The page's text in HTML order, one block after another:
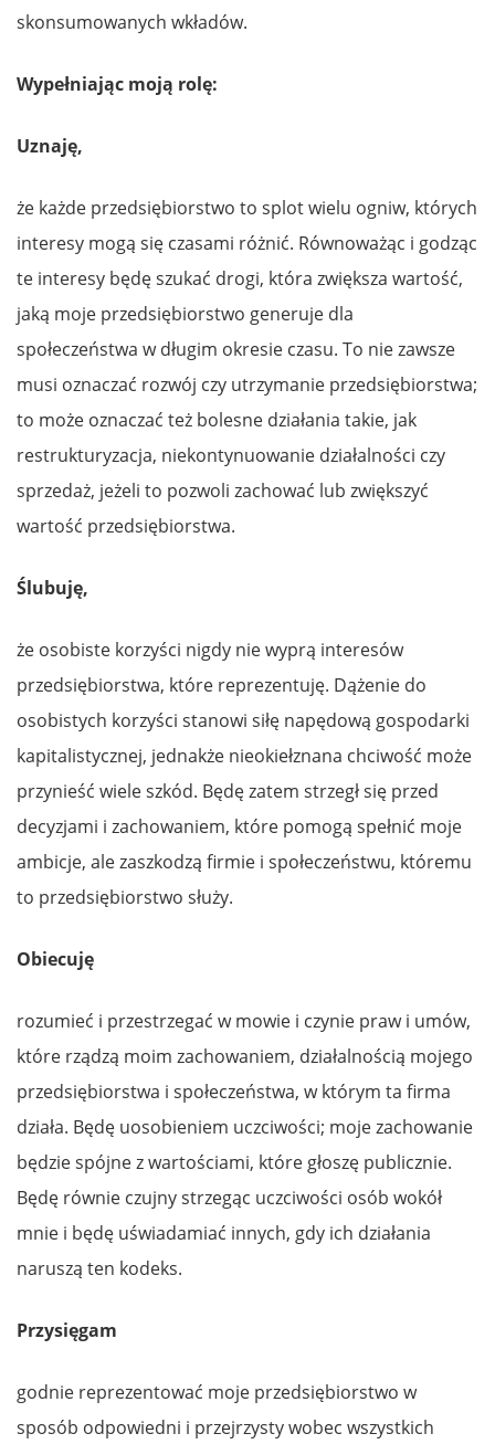
skonsumowanych wkładów.
Wypełniając moją rolę:
Uznaję,
że każde przedsiębiorstwo to splot wielu ogniw, których
interesy mogą się czasami różnić. Równoważąc i godząc
te interesy będę szukać drogi, która zwiększa wartość,
jaką moje przedsiębiorstwo generuje dla
społeczeństwa w długim okresie czasu. To nie zawsze
musi oznaczać rozwój czy utrzymanie przedsiębiorstwa;
to może oznaczać też bolesne działania takie, jak
restrukturyzacja, niekontynuowanie działalności czy
sprzedaż, jeżeli to pozwoli zachować lub zwiększyć
wartość przedsiębiorstwa.
Ślubuję,
że osobiste korzyści nigdy nie wyprą interesów
przedsiębiorstwa, które reprezentuję. Dążenie do
osobistych korzyści stanowi siłę napędową gospodarki
kapitalistycznej, jednakże nieokiełznana chciwość może
przynieść wiele szkód. Będę zatem strzegł się przed
decyzjami i zachowaniem, które pomogą spełnić moje
ambicje, ale zaszkodzą firmie i społeczeństwu, któremu
to przedsiębiorstwo służy.
Obiecuję
rozumieć i przestrzegać w mowie i czynie praw i umów,
które rządzą moim zachowaniem, działalnością mojego
przedsiębiorstwa i społeczeństwa, w którym ta firma
działa. Będę uosobieniem uczciwości; moje zachowanie
będzie spójne z wartościami, które głoszę publicznie.
Będę równie czujny strzegąc uczciwości osób wokół
mnie i będę uświadamiać innych, gdy ich działania
naruszą ten kodeks.
Przysięgam
godnie reprezentować moje przedsiębiorstwo w
sposób odpowiedni i przejrzysty wobec wszystkich